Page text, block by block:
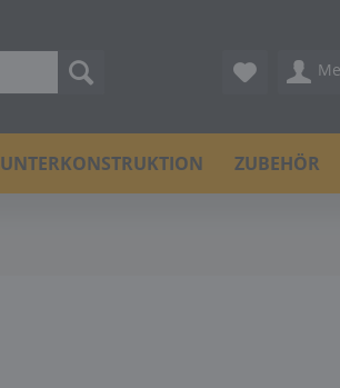
UNTERKONSTRUKTION ZUBEHÖR